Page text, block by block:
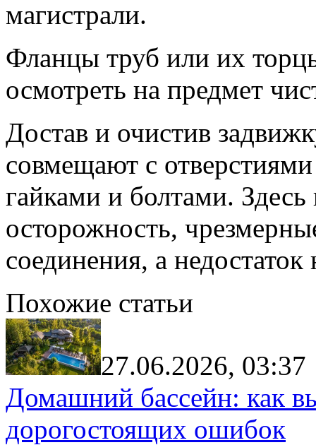
магистрали.
Фланцы труб или их
осмотреть на предмет
Достав и очистив
совмещают с
гайками и болтами.
осторожность,
соединения, а
Похожие статьи
27.06.2026, 03:37
Домашний бассейн: как
дорогостоящих ошибок